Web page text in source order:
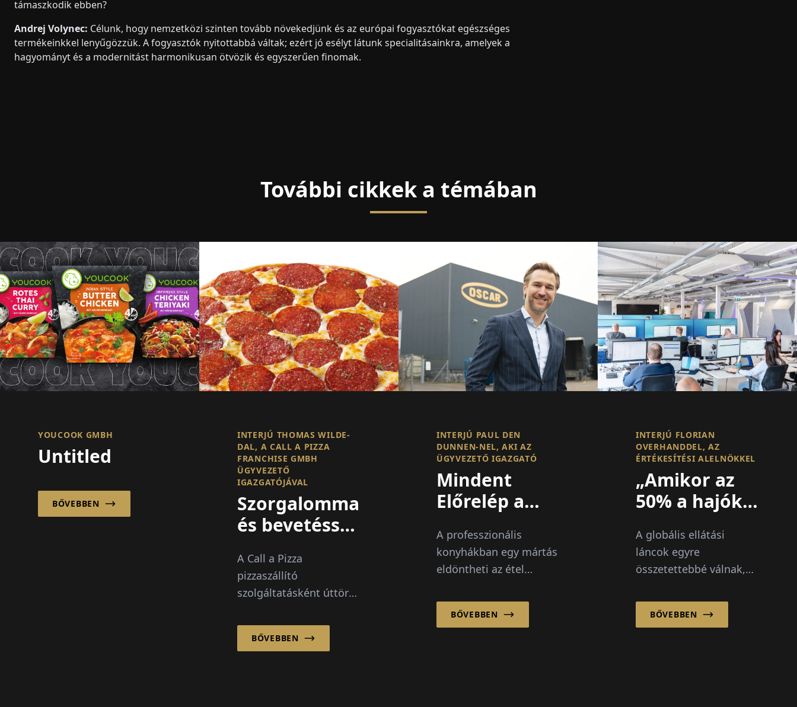
támaszkodik ebben?
Andrej Volynec: Célunk, hogy nemzetközi szinten tovább növekedjünk és az európai fogyasztókat egészséges
termékeinkkel lenyűgözzük. A fogyasztók nyitottabbá váltak; ezért jó esélyt látunk specialitásainkra, amelyek a
hagyományt és a modernitást harmonikusan ötvözik és egyszerűen finomak.
További cikkek a témában
YOUCOOK GMBH
Untitled
BŐVEBBEN
INTERJÚ THOMAS WILDE-
DAL, A CALL A PIZZA
FRANCHISE GMBH
ÜGYVEZETŐ
IGAZGATÓJÁVAL
Szorgalommal
és bevetéssel
siker felé!
A Call a Pizza
pizzaszállító
szolgáltatásként úttörő
elvitelre szánt ételek
piacán. A vállalat ma
BŐVEBBEN
INTERJÚ PAUL DEN
DUNNEN-NEL, AKI AZ
ÜGYVEZETŐ IGAZGATÓ
Mindent
Előrelép a
A professzionális
konyhákban egy mártás
eldöntheti az étel
és mélységet visz –
mégis órákig tartó
BŐVEBBEN
INTERJÚ FLORIAN
OVERHANDDEL, AZ
ÉRTÉKESÍTÉSI ALELNÖKKEL
„Amikor az
50% a hajók
láthatóság
mindenek
A globális ellátási
láncok egyre
összetettebbé válnak,
élelmiszer- és
frisságazatban, ahol a
BŐVEBBEN